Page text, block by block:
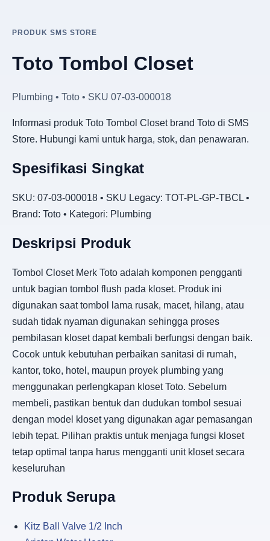
PRODUK SMS STORE
Toto Tombol Closet
Plumbing • Toto • SKU 07-03-000018
Informasi produk Toto Tombol Closet brand Toto di SMS
Store. Hubungi kami untuk harga, stok, dan penawaran.
Spesifikasi Singkat
SKU: 07-03-000018 • SKU Legacy: TOT-PL-GP-TBCL •
Brand: Toto • Kategori: Plumbing
Deskripsi Produk
Tombol Closet Merk Toto adalah komponen pengganti
untuk bagian tombol flush pada kloset. Produk ini
digunakan saat tombol lama rusak, macet, hilang, atau
sudah tidak nyaman digunakan sehingga proses
pembilasan kloset dapat kembali berfungsi dengan baik.
Cocok untuk kebutuhan perbaikan sanitasi di rumah,
kantor, toko, hotel, maupun proyek plumbing yang
menggunakan perlengkapan kloset Toto. Sebelum
membeli, pastikan bentuk dan dudukan tombol sesuai
dengan model kloset yang digunakan agar pemasangan
lebih tepat. Pilihan praktis untuk menjaga fungsi kloset
tetap optimal tanpa harus mengganti unit kloset secara
keseluruhan
Produk Serupa
Kitz Ball Valve 1/2 Inch